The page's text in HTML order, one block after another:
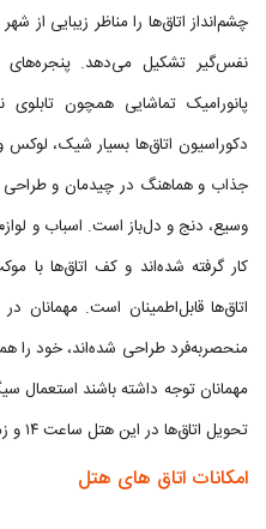
چشم‌انداز اتاق‌ها را مناظر زیبایی
نفس‌گیر تشکیل می‌دهد. پنجره‌های
پانورامیک تماشایی همچون تابلوی
دکوراسیون اتاق‌ها بسیار شیک،
جذاب و هماهنگ در چیدمان و طراحی
وسیع، دنج و دل‌باز است. اسباب و
کار گرفته شده‌اند و کف اتاق‌ها با
اتاق‌ها قابل‌اطمینان است. مهمانان
منحصربه‌فرد طراحی شده‌اند، خود
مهمانان توجه داشته باشند استعمال
تحویل اتاق‌ها در این هتل ساعت ۱۴ و زمان تخلیه اتاق‌ها ساعت ۱۲ ظهر ست.
امکانات اتاق های هتل